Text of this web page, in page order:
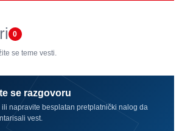
0
se teme vesti.
se razgovoru
ili napravite besplatan pretplatnički nalog da
vest.